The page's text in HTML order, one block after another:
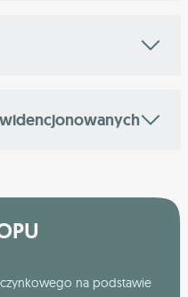
na podstawie